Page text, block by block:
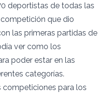
deportistas de todas las
que dio
las primeras partidas de
ver como los
poder estar en las
categorías.
competiciones para los